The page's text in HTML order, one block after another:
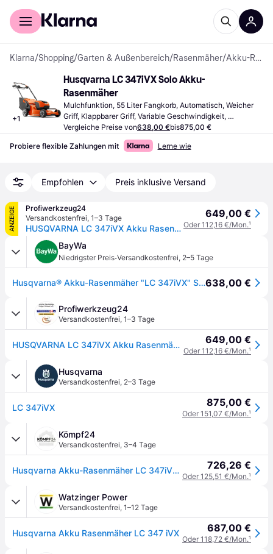
Für Shopper
Klarna/Shopping/Garten & Außenbereich/Rasenmäher/ Akku-Rasenmäher
+1
Husqvarna LC 347iVX Solo Akku-
Rasenmäher
Mulchfunktion, 55 Liter Fangkorb, Automatisch, Weicher
Griff, Klappbarer Griff, Variable Geschwindigkeit,
Schnittbreite (max) 47 cm
Vergleiche Preise von638,00 €bis875,00 €
Probiere flexible Zahlungen mit Lerne wie
Empfohlen Preis inklusive Versand
ANZEIGE
Profiwerkzeug24
Versandkostenfrei, 1–3 Tage
HUSQVARNA LC 347iVX Akku Rasenmäher
649,00 €
Oder 112,16 €/Mon.¹
BayWa
Niedrigster Preis·Versandkostenfrei, 2–5 Tage
Husqvarna® Akku-Rasenmäher "LC 347iVX" Schnittbreite 47 cm, ohne Akku und Ladegerät, 9678623-01638,00 €
Profiwerkzeug24
Versandkostenfrei, 1–3 Tage
HUSQVARNA LC 347iVX Akku Rasenmäher 649,00 €
Oder 112,16 €/Mon.¹
Husqvarna
Versandkostenfrei, 2–3 Tage
LC 347iVX 875,00 €
Oder 151,07 €/Mon.¹
Kömpf24
Versandkostenfrei, 3–4 Tage
Husqvarna Akku-Rasenmäher LC 347iVX (347VLi) 726,26 €
Oder 125,51 €/Mon.¹
Watzinger Power
Versandkostenfrei, 1–12 Tage
Husqvarna Akku Rasenmäher LC 347 iVX 687,00 €
Oder 118,72 €/Mon.¹